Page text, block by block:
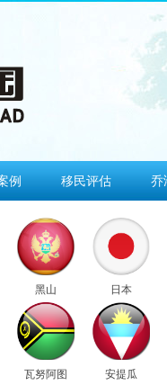
例 移民评估 乔
黑山 日本
瓦努阿图 安提瓜